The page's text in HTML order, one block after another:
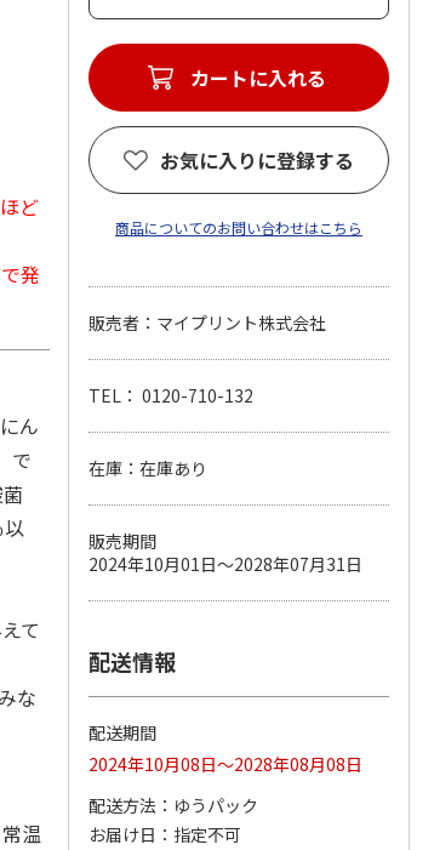
ろ・かつ
ペット線香 虹のか
なた フルーティフ
ローラルの香り
590円
(送料別・税込)
100円
(送料別・税込)
ど
発
ん
で
以
て
な
温
カートに入れる
お気に入りに登録する
商品についてのお問い合わせはこちら
販売者：マイプリント株式会社
TEL： 0120-710-132
在庫：在庫あり
販売期間
2024年10月01日～2028年07月31日
配送情報
配送期間
2024年10月08日～2028年08月08日
配送方法
ゆうパック
お届け日
指定不可